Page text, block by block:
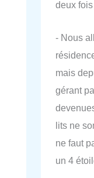
deux
- Nous
mais
gérant
lits ne
ne faut
un 4